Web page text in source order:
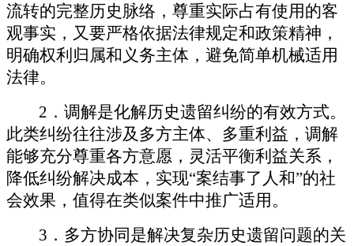
流转的完整历史脉络，尊重实际占有使用的客
观事实，又要严格依据法律规定和政策精神，
明确权利归属和义务主体，避免简单机械适用
法律。
2 ． 调解是化解历史遗留纠纷的有效方式。
此类纠纷往往涉及多方主体、多重利益，调解
能够充分尊重各方意愿，灵活平衡利益关系，
降低纠纷解决成本，实现“案结事了人和”的社
会效果，值得在类似案件中推广适用。
3 ． 多方协同是解决复杂历史遗留问题的关